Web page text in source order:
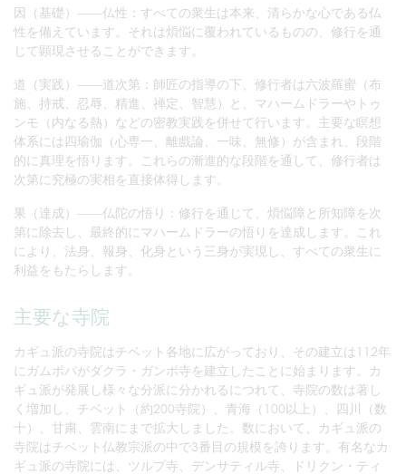
因（基礎）――仏性：すべての衆生は本来、清らかな心である仏
性を備えています。それは煩悩に覆われているものの、修行を通
じて顕現させることができます。
道（実践）――道次第：師匠の指導の下、修行者は六波羅蜜（布
施、持戒、忍辱、精進、禅定、智慧）と、マハームドラーやトゥ
ンモ（内なる熱）などの密教実践を併せて行います。主要な瞑想
体系には四瑜伽（心専一、離戲論、一味、無修）が含まれ、段階
的に真理を悟ります。これらの漸進的な段階を通して、修行者は
次第に究極の実相を直接体得します。
果（達成）――仏陀の悟り：修行を通じて、煩悩障と所知障を次
第に除去し、最終的にマハームドラーの悟りを達成します。これ
により、法身、報身、化身という三身が実現し、すべての衆生に
利益をもたらします。
主要な寺院
カギュ派の寺院はチベット各地に広がっており、その建立は112年
にガムポパがダクラ・ガンポ寺を建立したことに始まります。カ
ギュ派が発展し様々な分派に分かれるにつれて、寺院の数は著し
く増加し、チベット（約200寺院）、青海（100以上）、四川（数
十）、甘粛、雲南にまで拡大しました。数において、カギュ派の
寺院はチベット仏教宗派の中で3番目の規模を誇ります。有名なカ
ギュ派の寺院には、ツルプ寺、デンサティル寺、ドリクン・ティ